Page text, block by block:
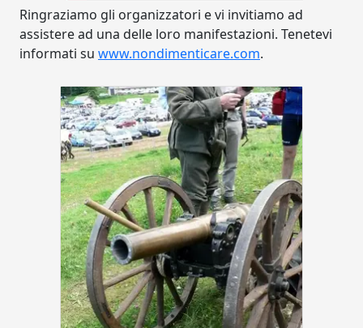
Ringraziamo gli organizzatori e vi invitiamo ad
assistere ad una delle loro manifestazioni. Tenetevi
informati su www.nondimenticare.com.